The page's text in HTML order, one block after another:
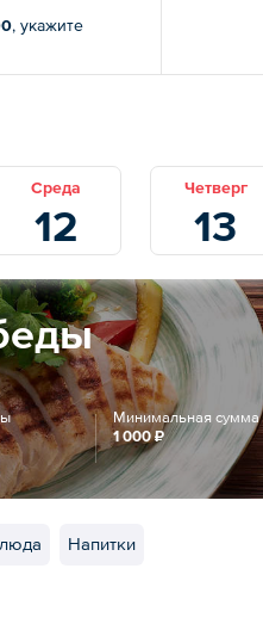
, укажите
Среда
12
Четверг
13
Минимальная сумма
1 000 ₽
Напитки